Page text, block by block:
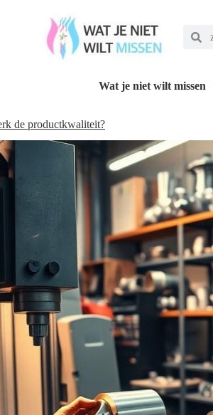
Wat je niet wilt missen
de productkwaliteit?